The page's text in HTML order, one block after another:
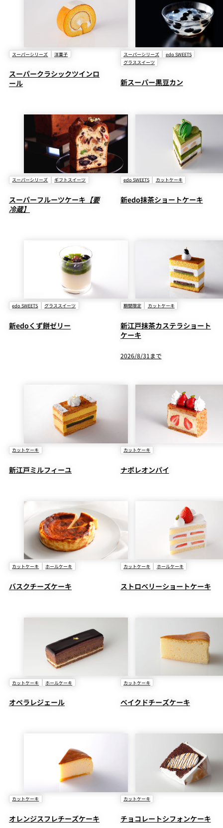
スーパーシリーズ 洋菓子
スーパークラシックツインロ
ール
スーパーシリーズ
edo SWEETS
グラススイーツ
新スーパー黒豆カン
スーパーシリーズ ギフトスイーツ
スーパーフルーツケーキ 【要
冷蔵】
edo SWEETS カットケーキ
新edo抹茶ショートケーキ
edo SWEETS グラススイーツ
新edoくず餅ゼリー
期間限定 カットケーキ
新江戸抹茶カステラショート
ケーキ
2026/8/31まで
カットケーキ
新江戸ミルフィーユ
カットケーキ
ナポレオンパイ
カットケーキ ホールケーキ
バスクチーズケーキ
カットケーキ ホールケーキ
ストロベリーショートケーキ
カットケーキ ホールケーキ
オペラレジェール
カットケーキ
ベイクドチーズケーキ
カットケーキ
オレンジスフレチーズケーキ
カットケーキ
チョコレートシフォンケーキ